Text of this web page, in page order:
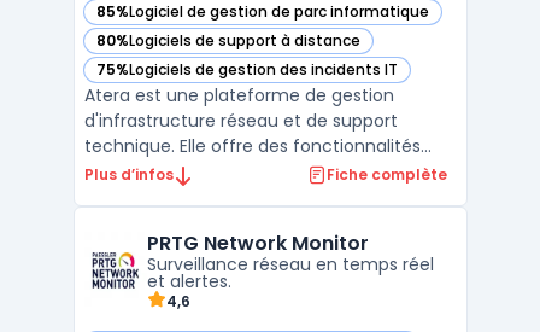
85%Logiciel de gestion de parc informatique
— voir Atera dans cette catégorie
80%Logiciels de support à distance
— voir Atera dans cette catégorie
75%Logiciels de gestion des incidents IT
— voir Atera dans cette catégorie
Atera est une plateforme de gestion
d'infrastructure réseau et de support
technique. Elle offre des fonctionnalités
telles que le monitoring, la gestion à
informatiques peuvent surveiller leur
environnement, recevoir des ...
Plus d’infos Fiche complète
PRTG Network Monitor
Surveillance réseau en temps réel
et alertes.
4,6